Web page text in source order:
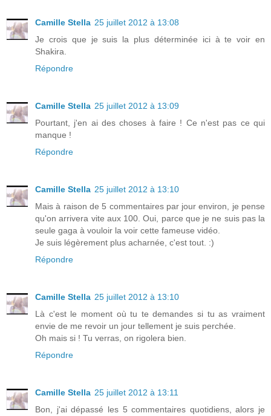
Camille Stella 25 juillet 2012 à 13:08
Je crois que je suis la plus déterminée ici à te voir en
Shakira.
Répondre
Camille Stella 25 juillet 2012 à 13:09
Pourtant, j'en ai des choses à faire ! Ce n'est pas ce qui
manque !
Répondre
Camille Stella 25 juillet 2012 à 13:10
Mais à raison de 5 commentaires par jour environ, je pense
qu'on arrivera vite aux 100. Oui, parce que je ne suis pas la
seule gaga à vouloir la voir cette fameuse vidéo.
Je suis légèrement plus acharnée, c'est tout. :)
Répondre
Camille Stella 25 juillet 2012 à 13:10
Là c'est le moment où tu te demandes si tu as vraiment
envie de me revoir un jour tellement je suis perchée.
Oh mais si ! Tu verras, on rigolera bien.
Répondre
Camille Stella 25 juillet 2012 à 13:11
Bon, j'ai dépassé les 5 commentaires quotidiens, alors je